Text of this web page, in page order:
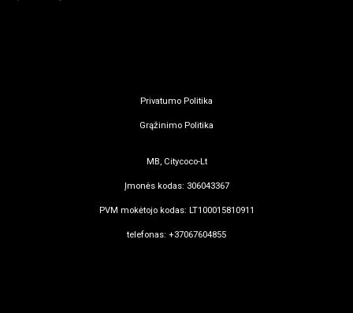
Privatumo Politika
Grąžinimo Politika
MB, Citycoco-Lt
Įmonės kodas: 306043367
PVM mokėtojo kodas: LT100015810911
telefonas: +37067604855